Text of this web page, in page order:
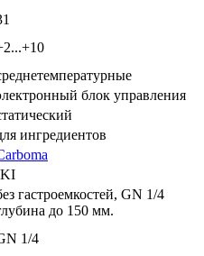
блок управления
ингредиентов
гастроемкостей, GN 1/4
до 150 мм.
1/4